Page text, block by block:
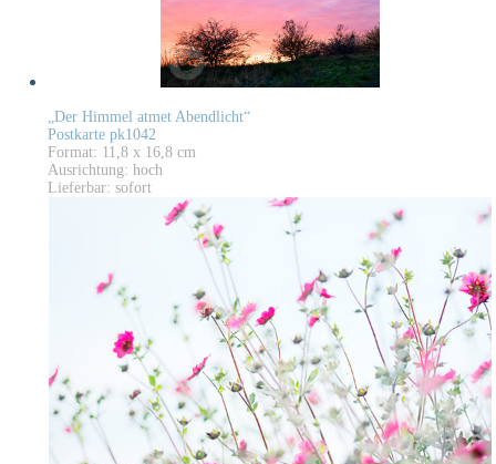
„Der Himmel atmet Abendlicht“
Postkarte pk1042
Format: 11,8 x 16,8 cm
Ausrichtung: hoch
Lieferbar: sofort